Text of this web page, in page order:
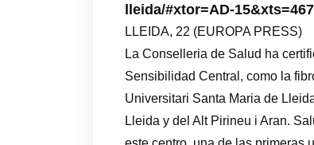
lleida/#xtor=AD-
LLEIDA, 22 (EUROPA PRESS)
La Conselleria de Salud ha
Sensibilidad Central, como la
Universitari Santa Maria de
Lleida y del Alt Pirineu i Aran.